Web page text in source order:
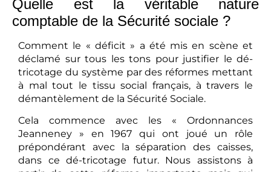
Quelle est la véritable nature
comptable de la Sécurité sociale ?
Comment le « déficit » a été mis en scène et
déclamé sur tous les tons pour justifier le dé-
tricotage du système par des réformes mettant
à mal tout le tissu social français, à travers le
démantèlement de la Sécurité Sociale.
Cela commence avec les « Ordonnances
Jeanneney » en 1967 qui ont joué un rôle
prépondérant avec la séparation des caisses,
dans ce dé-tricotage futur. Nous assistons à